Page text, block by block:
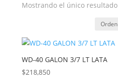
Mostrando el único resultado
WD-40 GALON 3/7 LT LATA
$218,850